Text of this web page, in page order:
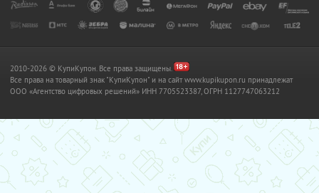
2010-2026 © КупиКупон. Все права защищены.
Все права на товарный знак "КупиКупон" и на сайт www.kupikupon.ru принадлежат
OOO «Агентство цифровых решений» ИНН 7705523387, ОГРН 1127747063212